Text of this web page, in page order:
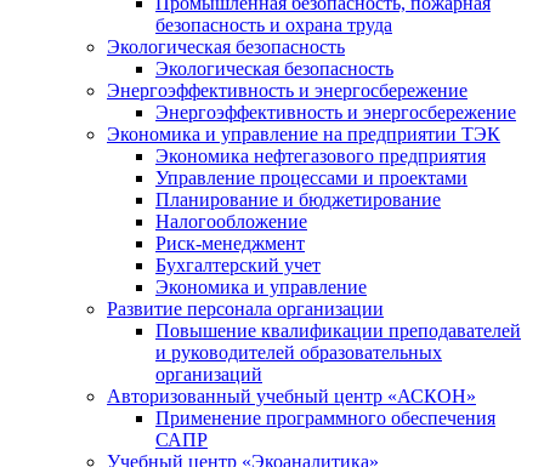
безопасность и охрана труда
Экологическая безопасность
Экологическая безопасность
Энергоэффективность и энергосбережение
Энергоэффективность и энергосбережение
Экономика и управление на предприятии ТЭК
Экономика нефтегазового предприятия
Управление процессами и проектами
Планирование и бюджетирование
Налогообложение
Риск-менеджмент
Бухгалтерский учет
Экономика и управление
Развитие персонала организации
Повышение квалификации преподавателей
и руководителей образовательных
организаций
Авторизованный учебный центр «АСКОН»
Применение программного обеспечения
САПР
Учебный центр «Экоаналитика»